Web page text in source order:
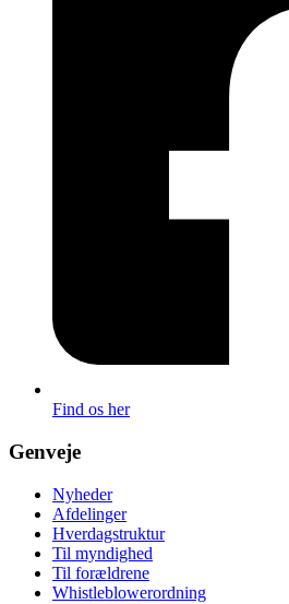
Find os her
Genveje
Nyheder
Afdelinger
Hverdagstruktur
Til myndighed
Til forældrene
Whistleblowerordning